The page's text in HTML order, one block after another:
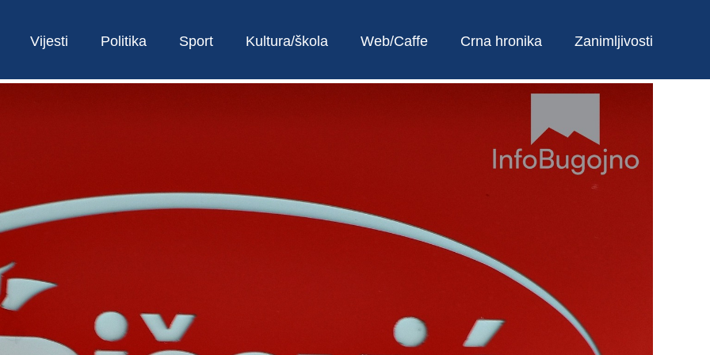
Vijesti Politika Sport Kultura/škola Web/Caffe Crna hronika Zanimljivosti